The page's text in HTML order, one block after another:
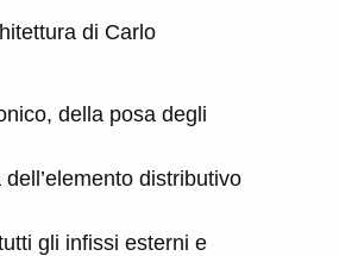
di Carlo
della posa degli
distributivo
gli infissi esterni e